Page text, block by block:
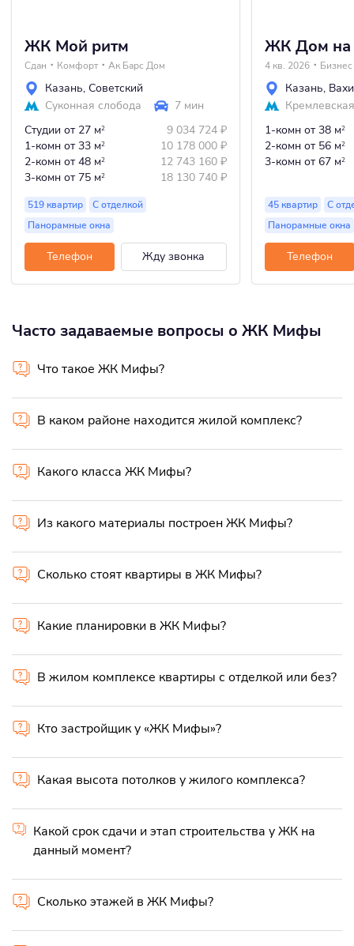
ЖК Мой ритм
Сдан Комфорт Ак Барс Дом
Казань, Советский
Суконная слобода
7 мин
Студии от 27 м2 9 034 724 ₽
1-комн от 33 м2 10 178 000 ₽
2-комн от 48 м2 12 743 160 ₽
3-комн от 75 м2 18 130 740 ₽
519 квартир
С отделкой
Панорамные окна
Телефон Жду звонка
ЖК Дом на
4 кв. 2026 Бизнес
Казань,
Кремлевская
1-комн от 38 м2
2-комн от 56 м2
3-комн от 67 м2
45 квартир
С
Панорамные окна
Телефон
Часто задаваемые вопросы о ЖК Мифы
Что такое ЖК Мифы?
В каком районе находится жилой комплекс?
Какого класса ЖК Мифы?
Из какого материалы построен ЖК Мифы?
Сколько стоят квартиры в ЖК Мифы?
Какие планировки в ЖК Мифы?
В жилом комплексе квартиры с отделкой или без?
Кто застройщик у «ЖК Мифы»?
Какая высота потолков у жилого комплекса?
Какой срок сдачи и этап строительства у ЖК на
данный момент?
Сколько этажей в ЖК Мифы?